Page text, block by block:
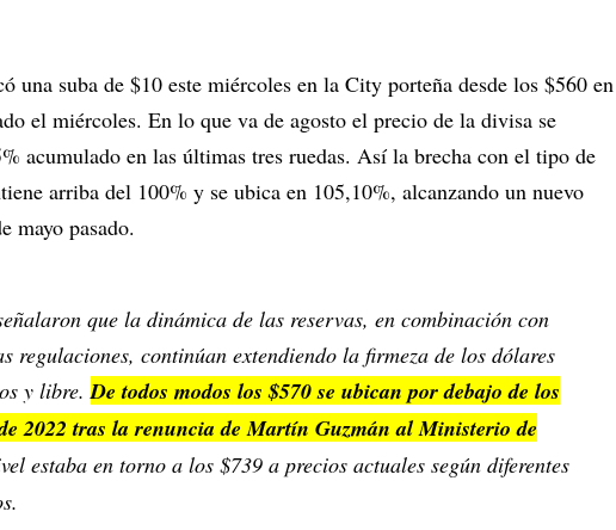
una suba de $10 este miércoles en la City porteña desde los $560 en
el miércoles. En lo que va de agosto el precio de la divisa se
acumulado en las últimas tres ruedas. Así la brecha con el tipo de
arriba del 100% y se ubica en 105,10%, alcanzando un nuevo
mayo pasado.
que la dinámica de las reservas, en combinación con
regulaciones, continúan extendiendo la firmeza de los dólares
y libre.De todos modos los $570 se ubican por debajo de los
2022 tras la renuncia de Martín Guzmán al Ministerio de
estaba en torno a los $739 a precios actuales según diferentes